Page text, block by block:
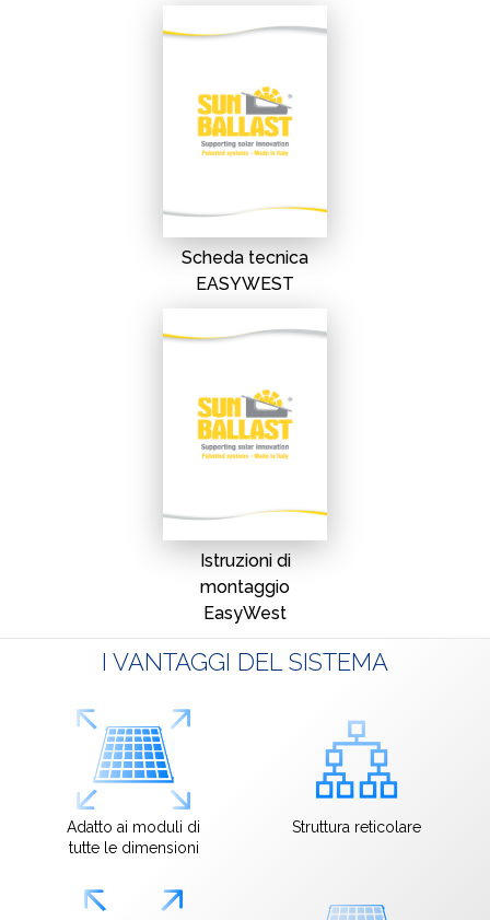
Scheda tecnica
EASYWEST
Istruzioni di
montaggio
EasyWest
I VANTAGGI DEL SISTEMA
Adatto ai moduli di
tutte le dimensioni
Struttura reticolare